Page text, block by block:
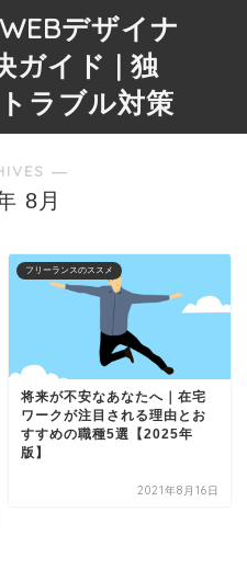
デザイナ
ガイド | 独
ラブル対策
―
8月
フリーランスのススメ
将来が不安なあなたへ｜在宅
ワークが注目される理由とお
すすめの職種5選【2025年
版】
2021年8月16日